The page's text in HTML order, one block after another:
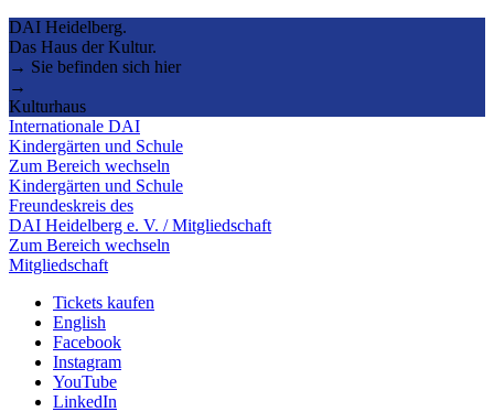
DAI Heidelberg.
Das Haus der Kultur.
→ Sie befinden sich hier
→
Kulturhaus
Internationale DAI
Kindergärten und Schule
Zum Bereich wechseln
Kindergärten und Schule
Freundeskreis des
DAI Heidelberg e. V. / Mitgliedschaft
Zum Bereich wechseln
Mitgliedschaft
Tickets kaufen
English
Facebook
Instagram
YouTube
LinkedIn